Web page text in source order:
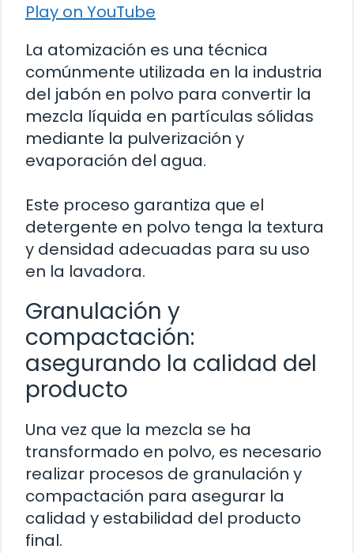
Play on YouTube
La atomización es una técnica
comúnmente utilizada en la industria
del jabón en polvo para convertir la
mezcla líquida en partículas sólidas
mediante la pulverización y
evaporación del agua.
Este proceso garantiza que el
detergente en polvo tenga la textura
y densidad adecuadas para su uso
en la lavadora.
Granulación y
compactación:
asegurando la calidad del
producto
Una vez que la mezcla se ha
transformado en polvo, es necesario
realizar procesos de granulación y
compactación para asegurar la
calidad y estabilidad del producto
final.